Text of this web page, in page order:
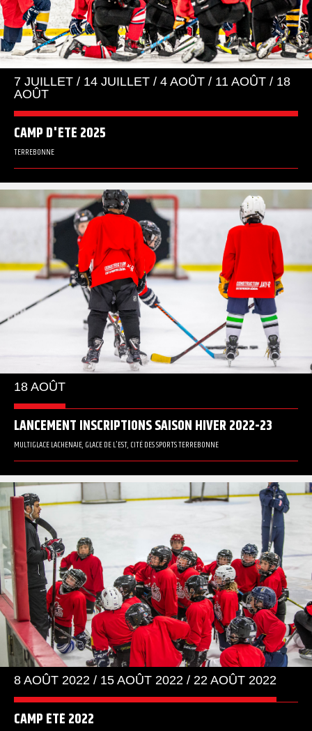
7 JUILLET / 14 JUILLET / 4 AOÛT / 11 AOÛT / 18
AOÛT
CAMP D'ÉTÉ 2025
TERREBONNE
18 AOÛT
LANCEMENT INSCRIPTIONS SAISON HIVER 2022-23
MULTIGLACE LACHENAIE, GLACE DE L'EST, CITÉ DES SPORTS TERREBONNE
8 AOÛT 2022 / 15 AOÛT 2022 / 22 AOÛT 2022
CAMP ÉTÉ 2022